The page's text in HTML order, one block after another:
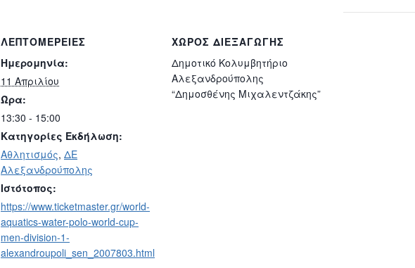
ΛΕΠΤΟΜΈΡΕΙΕΣ
Ημερομηνία:
11 Απριλίου
Ώρα:
13:30 - 15:00
Κατηγορίες Εκδήλωση:
Αθλητισμός, ΔΕ
Αλεξανδρούπολης
Ιστότοπος:
https://www.ticketmaster.gr/world-
aquatics-water-polo-world-cup-
men-division-1-
alexandroupoli_sen_2007803.html
ΧΏΡΟΣ ΔΙΕΞΑΓΩΓΉΣ
Δημοτικό Κολυμβητήριο
Αλεξανδρούπολης
“Δημοσθένης Μιχαλεντζάκης”